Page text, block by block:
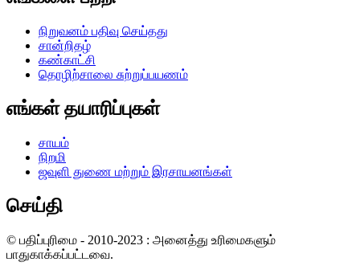
நிறுவனம் பதிவு செய்தது
சான்றிதழ்
கண்காட்சி
தொழிற்சாலை சுற்றுப்பயணம்
எங்கள் தயாரிப்புகள்
சாயம்
நிறமி
ஜவுளி துணை மற்றும் இரசாயனங்கள்
செய்தி
© பதிப்புரிமை - 2010-2023 : அனைத்து உரிமைகளும்
பாதுகாக்கப்பட்டவை.